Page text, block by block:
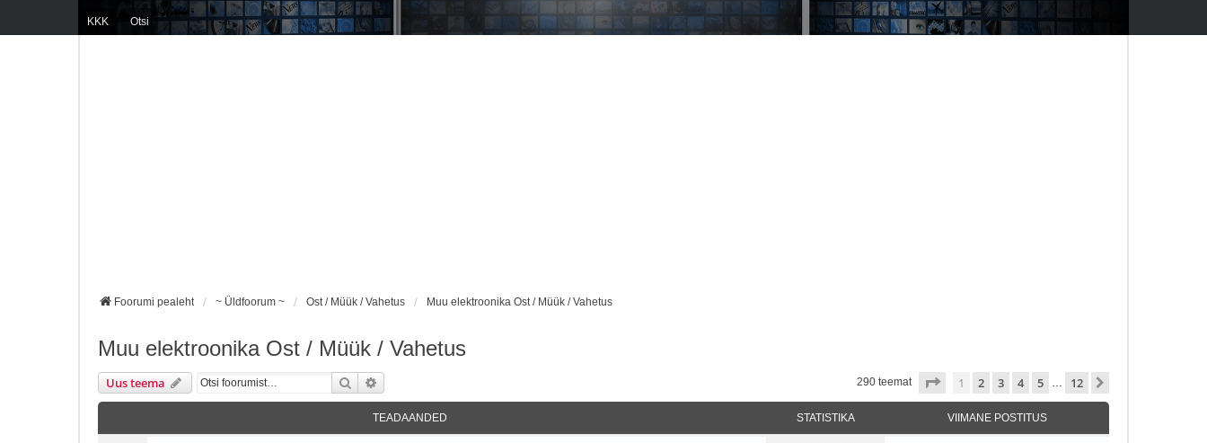
KKK Otsi
Foorumi pealeht ~ Üldfoorum ~ Ost / Müük / Vahetus Muu elektroonika Ost / Müük / Vahetus
Muu elektroonika Ost / Müük / Vahetus
Uus teema Otsi 290 teemat . leht 12 -st
1 2 3 4 5 … 12
TEADAANDED STATISTIKA VIIMANE POSTITUS